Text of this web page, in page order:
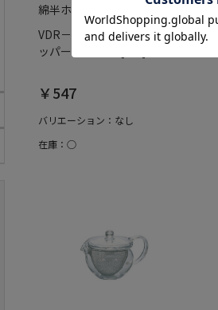
綿半ホームエイド
VDR－01－T V60透過ドリ
ッパー01クリア [1個]
￥547
バリエーション：なし
在庫：○